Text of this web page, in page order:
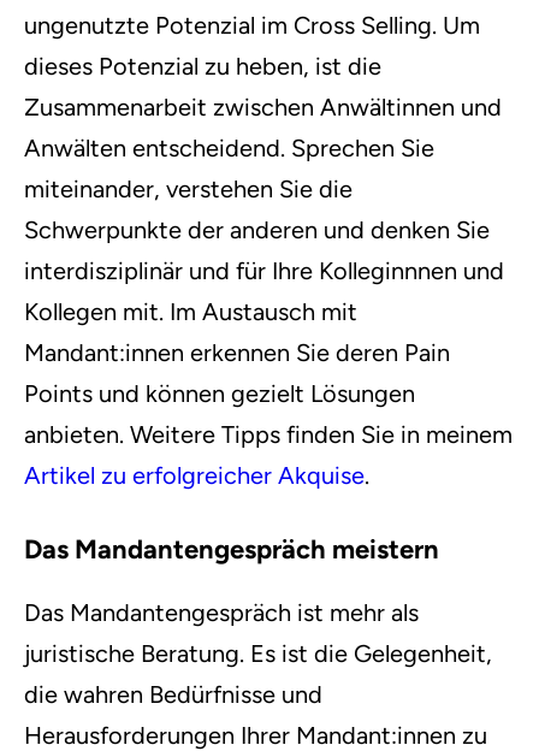
ungenutzte Potenzial im Cross Selling. Um
dieses Potenzial zu heben, ist die
Zusammenarbeit zwischen Anwältinnen und
Anwälten entscheidend. Sprechen Sie
miteinander, verstehen Sie die
Schwerpunkte der anderen und denken Sie
interdisziplinär und für Ihre Kolleginnnen und
Kollegen mit. Im Austausch mit
Mandant:innen erkennen Sie deren Pain
Points und können gezielt Lösungen
anbieten. Weitere Tipps finden Sie in meinem
Artikel zu erfolgreicher Akquise.
Das Mandantengespräch meistern
Das Mandantengespräch ist mehr als
juristische Beratung. Es ist die Gelegenheit,
die wahren Bedürfnisse und
Herausforderungen Ihrer Mandant:innen zu